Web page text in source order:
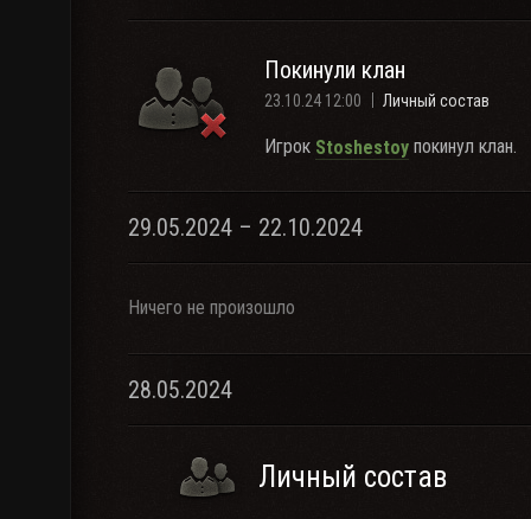
Покинули клан
23.10.24 12:00 Личный состав
Игрок Stoshestoy покинул клан.
29.05.2024 – 22.10.2024
Ничего не произошло
28.05.2024
Личный состав